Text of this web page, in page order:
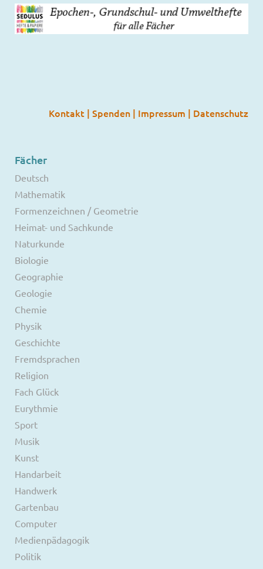
Kontakt | Spenden | Impressum | Datenschutz
Fächer
Deutsch
Mathematik
Formenzeichnen / Geometrie
Heimat- und Sachkunde
Naturkunde
Biologie
Geographie
Geologie
Chemie
Physik
Geschichte
Fremdsprachen
Religion
Fach Glück
Eurythmie
Sport
Musik
Kunst
Handarbeit
Handwerk
Gartenbau
Computer
Medienpädagogik
Politik